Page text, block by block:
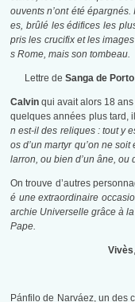
ouvents n’ont été
es, brûlé les édifices les
pris les crucifix et les
s Rome, mais son tombeau.
Lettre de Sanga de
Calvin qui avait alors 18
quelques années plus tard,
n est-il des reliques : tout y
os d’un martyr qu’on ne
larron, ou bien d’un âne, ou
On trouve d’autres
é une extraordinaire
archie Universelle grâce à
Pape.
Vivès
Pánfilo de Narváez, un des